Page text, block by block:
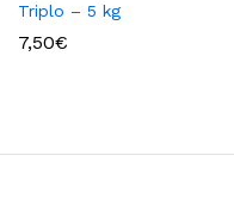
Triplo – 5 kg
7,50€